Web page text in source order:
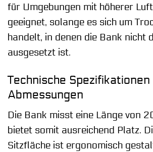
für Umgebungen mit höherer
geeignet, solange es sich um
handelt, in denen die Bank nicht
ausgesetzt ist.
Technische Spezifikationen
Abmessungen
Die Bank misst eine Länge von
bietet somit ausreichend Platz.
Sitzfläche ist ergonomisch